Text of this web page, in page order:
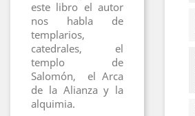
este libro el autor
nos habla de
templarios,
catedrales, el
templo de
Salomón, el Arca
de la Alianza y la
alquimia.